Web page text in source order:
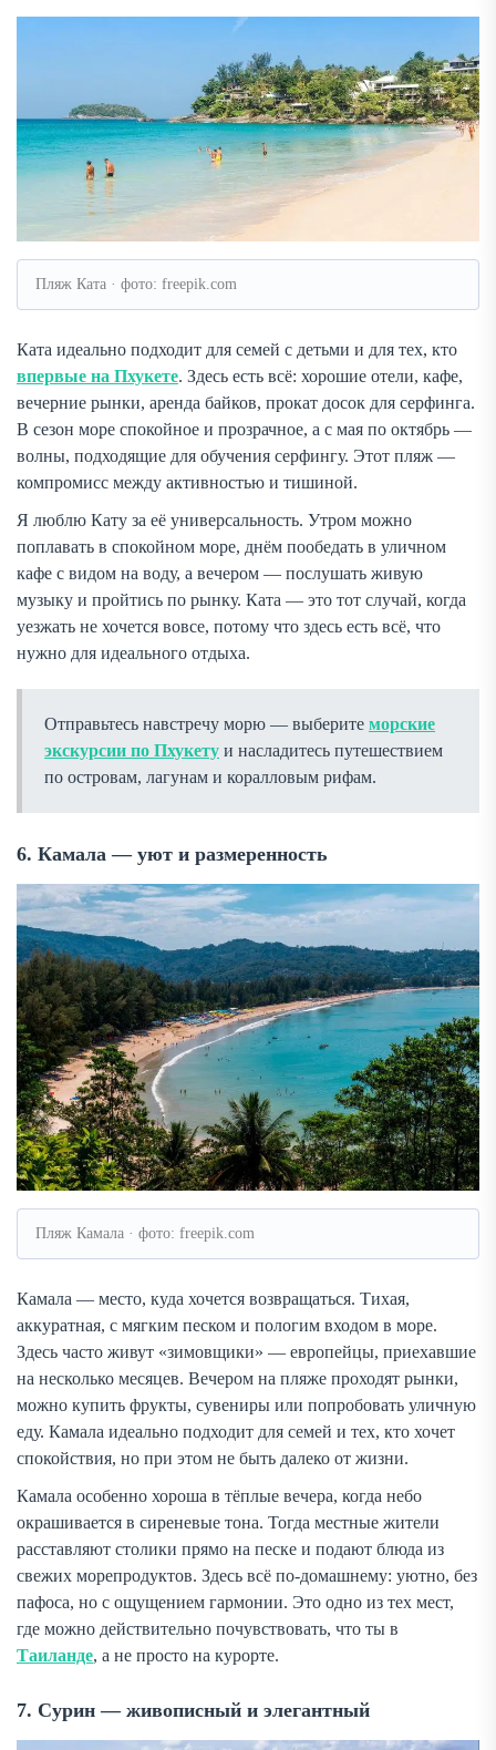
Пляж Ката · фото: freepik.com
Ката идеально подходит для семей с детьми и для тех, кто
впервые на Пхукете. Здесь есть всё: хорошие отели, кафе,
вечерние рынки, аренда байков, прокат досок для серфинга.
В сезон море спокойное и прозрачное, а с мая по октябрь —
волны, подходящие для обучения серфингу. Этот пляж —
компромисс между активностью и тишиной.
Я люблю Кату за её универсальность. Утром можно
поплавать в спокойном море, днём пообедать в уличном
кафе с видом на воду, а вечером — послушать живую
музыку и пройтись по рынку. Ката — это тот случай, когда
уезжать не хочется вовсе, потому что здесь есть всё, что
нужно для идеального отдыха.
Отправьтесь навстречу морю — выберите морские
экскурсии по Пхукету и насладитесь путешествием
по островам, лагунам и коралловым рифам.
6. Камала — уют и размеренность
Пляж Камала · фото: freepik.com
Камала — место, куда хочется возвращаться. Тихая,
аккуратная, с мягким песком и пологим входом в море.
Здесь часто живут «зимовщики» — европейцы, приехавшие
на несколько месяцев. Вечером на пляже проходят рынки,
можно купить фрукты, сувениры или попробовать уличную
еду. Камала идеально подходит для семей и тех, кто хочет
спокойствия, но при этом не быть далеко от жизни.
Камала особенно хороша в тёплые вечера, когда небо
окрашивается в сиреневые тона. Тогда местные жители
расставляют столики прямо на песке и подают блюда из
свежих морепродуктов. Здесь всё по-домашнему: уютно, без
пафоса, но с ощущением гармонии. Это одно из тех мест,
где можно действительно почувствовать, что ты в
Таиланде, а не просто на курорте.
7. Сурин — живописный и элегантный